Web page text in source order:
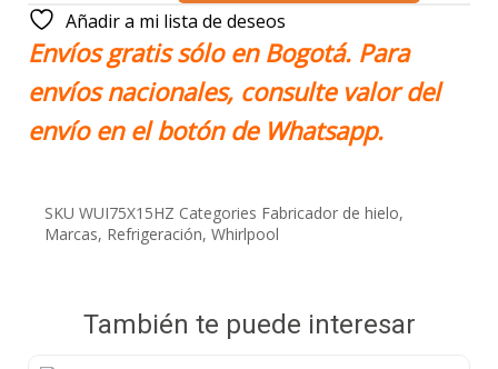
Añadir a mi lista de deseos
Envíos gratis sólo en Bogotá. Para
envíos nacionales, consulte valor del
envío en el botón de Whatsapp.
SKU WUI75X15HZ Categories Fabricador de hielo,
Marcas, Refrigeración, Whirlpool
También te puede interesar